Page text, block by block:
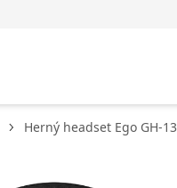
Herný headset Ego GH-13